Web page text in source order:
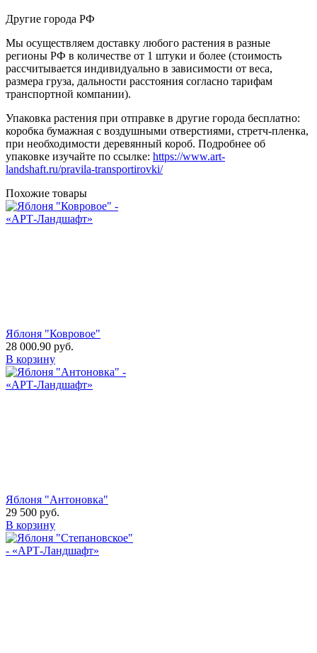
Другие города РФ
Мы осуществляем доставку любого растения в разные
регионы РФ в количестве от 1 штуки и более (стоимость
рассчитывается индивидуально в зависимости от веса,
размера груза, дальности расстояния согласно тарифам
транспортной компании).
Упаковка растения при отправке в другие города бесплатно:
коробка бумажная с воздушными отверстиями, стретч-пленка,
при необходимости деревянный короб. Подробнее об
упаковке изучайте по ссылке: https://www.art-
landshaft.ru/pravila-transportirovki/
Похожие товары
Яблоня "Ковровое"
28 000.90 руб.
В корзину
Яблоня "Антоновка"
29 500 руб.
В корзину